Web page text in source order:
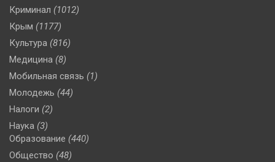
Криминал (1012)
Крым (1177)
Культура (816)
Медицина (8)
Мобильная связь (1)
Молодежь (44)
Налоги (2)
Наука (3)
Образование (440)
Общество (48)